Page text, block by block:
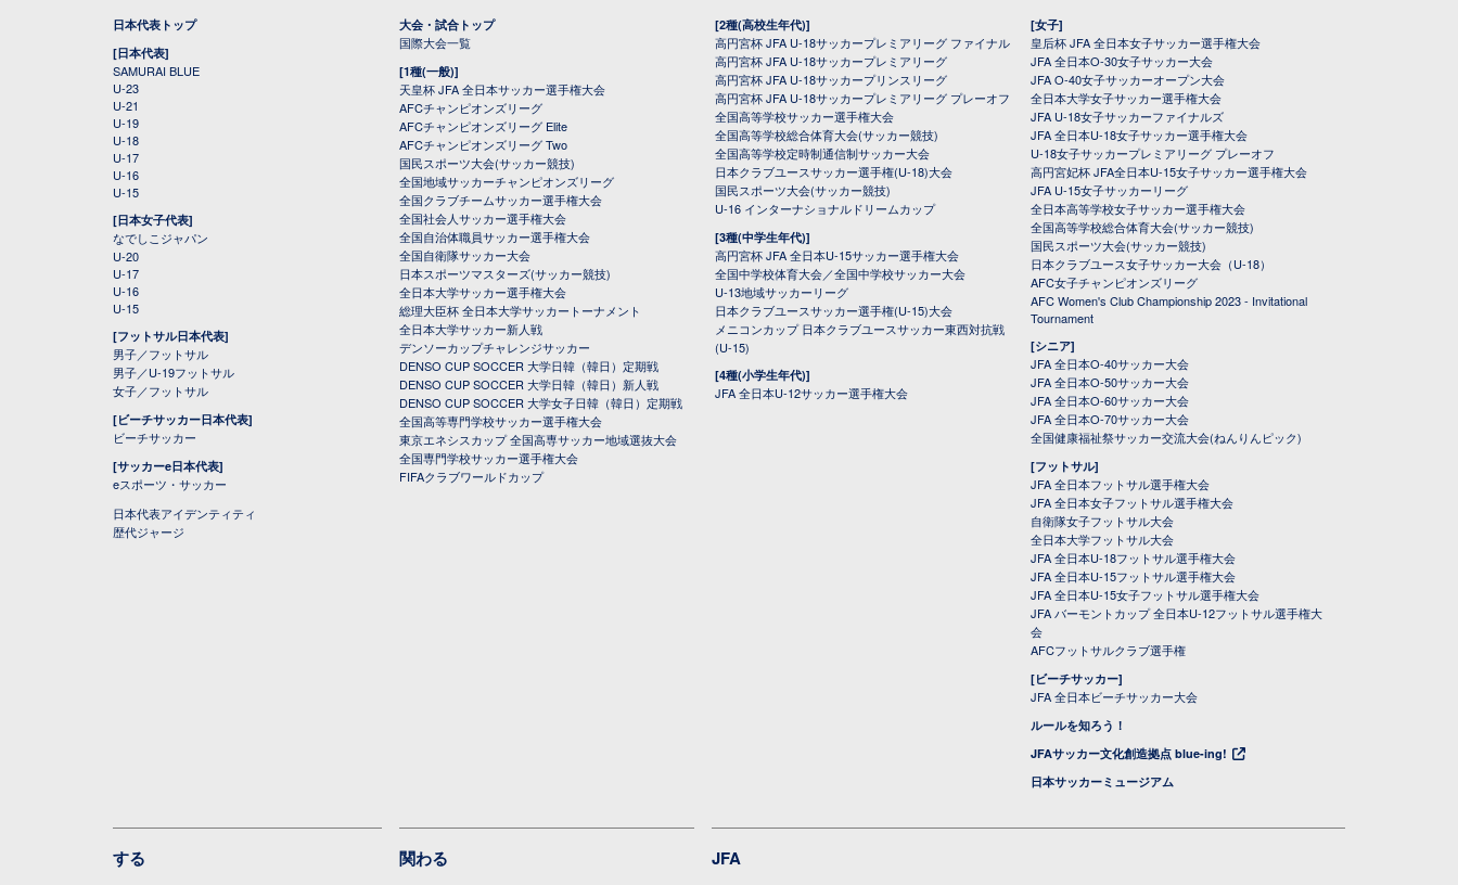
日本代表トップ
[日本代表]
SAMURAI BLUE
U-23
U-21
U-19
U-18
U-17
U-16
U-15
[日本女子代表]
なでしこジャパン
U-20
U-17
U-16
U-15
[フットサル日本代表]
男子／フットサル
男子／U-19フットサル
女子／フットサル
[ビーチサッカー日本代表]
ビーチサッカー
[サッカーe日本代表]
eスポーツ・サッカー
日本代表アイデンティティ
歴代ジャージ
大会・試合トップ
国際大会一覧
[1種(一般)]
天皇杯 JFA 全日本サッカー選手権大会
AFCチャンピオンズリーグ
AFCチャンピオンズリーグ Elite
AFCチャンピオンズリーグ Two
国民スポーツ大会(サッカー競技)
全国地域サッカーチャンピオンズリーグ
全国クラブチームサッカー選手権大会
全国社会人サッカー選手権大会
全国自治体職員サッカー選手権大会
全国自衛隊サッカー大会
日本スポーツマスターズ(サッカー競技)
全日本大学サッカー選手権大会
総理大臣杯 全日本大学サッカートーナメント
全日本大学サッカー新人戦
デンソーカップチャレンジサッカー
DENSO CUP SOCCER 大学日韓（韓日）定期戦
DENSO CUP SOCCER 大学日韓（韓日）新人戦
DENSO CUP SOCCER 大学女子日韓（韓日）定期戦
全国高等専門学校サッカー選手権大会
東京エネシスカップ 全国高専サッカー地域選抜大会
全国専門学校サッカー選手権大会
FIFAクラブワールドカップ
[2種(高校生年代)]
高円宮杯 JFA U-18サッカープレミアリーグ ファイナル
高円宮杯 JFA U-18サッカープレミアリーグ
高円宮杯 JFA U-18サッカープリンスリーグ
高円宮杯 JFA U-18サッカープレミアリーグ プレーオフ
全国高等学校サッカー選手権大会
全国高等学校総合体育大会(サッカー競技)
全国高等学校定時制通信制サッカー大会
日本クラブユースサッカー選手権(U-18)大会
国民スポーツ大会(サッカー競技)
U-16 インターナショナルドリームカップ
[3種(中学生年代)]
高円宮杯 JFA 全日本U-15サッカー選手権大会
全国中学校体育大会／全国中学校サッカー大会
U-13地域サッカーリーグ
日本クラブユースサッカー選手権(U-15)大会
メニコンカップ 日本クラブユースサッカー東西対抗戦
(U-15)
[4種(小学生年代)]
JFA 全日本U-12サッカー選手権大会
[女子]
皇后杯 JFA 全日本女子サッカー選手権大会
JFA 全日本O-30女子サッカー大会
JFA O-40女子サッカーオープン大会
全日本大学女子サッカー選手権大会
JFA U-18女子サッカーファイナルズ
JFA 全日本U-18女子サッカー選手権大会
U-18女子サッカープレミアリーグ プレーオフ
高円宮妃杯 JFA全日本U-15女子サッカー選手権大会
JFA U-15女子サッカーリーグ
全日本高等学校女子サッカー選手権大会
全国高等学校総合体育大会(サッカー競技)
国民スポーツ大会(サッカー競技)
日本クラブユース女子サッカー大会（U-18）
AFC女子チャンピオンズリーグ
AFC Women's Club Championship 2023 - Invitational
Tournament
[シニア]
JFA 全日本O-40サッカー大会
JFA 全日本O-50サッカー大会
JFA 全日本O-60サッカー大会
JFA 全日本O-70サッカー大会
全国健康福祉祭サッカー交流大会(ねんりんピック)
[フットサル]
JFA 全日本フットサル選手権大会
JFA 全日本女子フットサル選手権大会
自衛隊女子フットサル大会
全日本大学フットサル大会
JFA 全日本U-18フットサル選手権大会
JFA 全日本U-15フットサル選手権大会
JFA 全日本U-15女子フットサル選手権大会
JFA バーモントカップ 全日本U-12フットサル選手権大
会
AFCフットサルクラブ選手権
[ビーチサッカー]
JFA 全日本ビーチサッカー大会
ルールを知ろう！
JFAサッカー文化創造拠点 blue-ing!
日本サッカーミュージアム
する 関わる JFA